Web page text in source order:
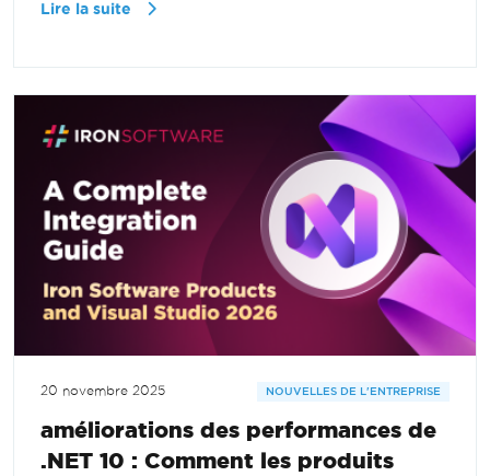
Lire la suite
20 novembre 2025 NOUVELLES DE L'ENTREPRISE
améliorations des performances de
.NET 10 : Comment les produits